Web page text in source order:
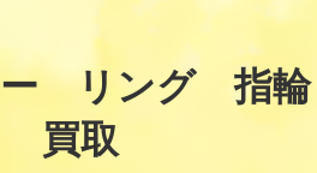
リング 指
買取